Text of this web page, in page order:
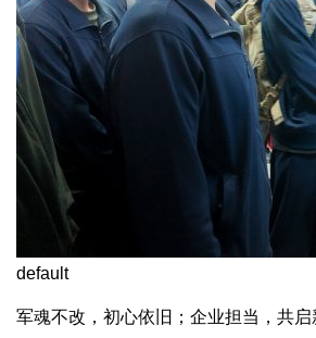
default
军魂不改，初心依旧；企业担当，共